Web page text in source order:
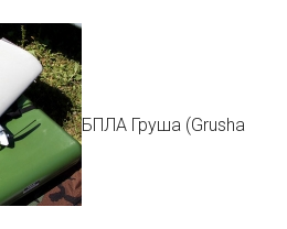
БПЛА Груша (Grusha